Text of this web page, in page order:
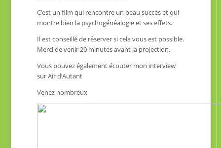
C’est un film qui rencontre un beau succès et qui
montre bien la psychogénéalogie et ses effets.
Il est conseillé de réserver si cela vous est possible.
Merci de venir 20 minutes avant la projection.
Vous pouvez également écouter mon interview
sur Air d’Autant
Venez nombreux